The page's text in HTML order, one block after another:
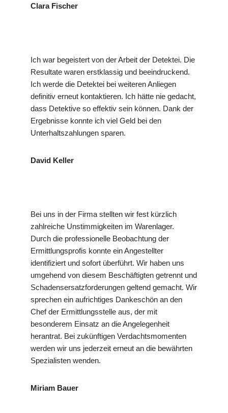
Clara Fischer
Ich war begeistert von der Arbeit der Detektei. Die
Resultate waren erstklassig und beeindruckend.
Ich werde die Detektei bei weiteren Anliegen
definitiv erneut kontaktieren. Ich hätte nie gedacht,
dass Detektive so effektiv sein können. Dank der
Ergebnisse konnte ich viel Geld bei den
Unterhaltszahlungen sparen.
David Keller
Bei uns in der Firma stellten wir fest kürzlich
zahlreiche Unstimmigkeiten im Warenlager.
Durch die professionelle Beobachtung der
Ermittlungsprofis konnte ein Angestellter
identifiziert und sofort überführt. Wir haben uns
umgehend von diesem Beschäftigten getrennt und
Schadensersatzforderungen geltend gemacht. Wir
sprechen ein aufrichtiges Dankeschön an den
Chef der Ermittlungsstelle aus, der mit
besonderem Einsatz an die Angelegenheit
herantrat. Bei zukünftigen Verdachtsmomenten
werden wir uns jederzeit erneut an die bewährten
Spezialisten wenden.
Miriam Bauer